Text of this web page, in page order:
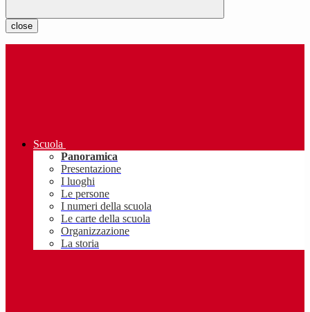
close
Scuola
Panoramica
Presentazione
I luoghi
Le persone
I numeri della scuola
Le carte della scuola
Organizzazione
La storia